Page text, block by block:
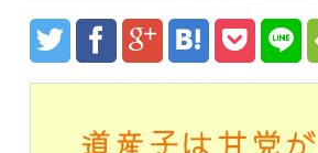
歯ブラシマニア
お問い合わせフォーム